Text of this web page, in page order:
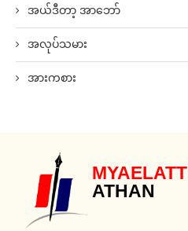
အယ်ဒီတာ့ အာဘော်
အလုပ်သမား
အားကစား
MYAELATT
ATHAN